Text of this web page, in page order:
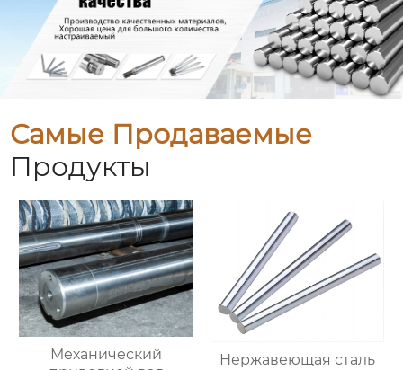
Самые Продаваемые
Продукты
Механический
Нержавеющая сталь